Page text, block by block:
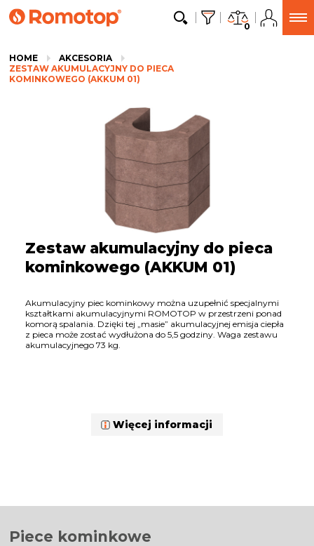
0
HOME
AKCESORIA
ZESTAW AKUMULACYJNY DO PIECA
KOMINKOWEGO (AKKUM 01)
Zestaw akumulacyjny do pieca
kominkowego (AKKUM 01)
Akumulacyjny piec kominkowy można uzupełnić specjalnymi
kształtkami akumulacyjnymi ROMOTOP w przestrzeni ponad
komorą spalania. Dzięki tej „masie” akumulacyjnej emisja ciepła
z pieca może zostać wydłużona do 5,5 godziny. Waga zestawu
akumulacyjnego 73 kg.
Więcej informacji
Piece kominkowe